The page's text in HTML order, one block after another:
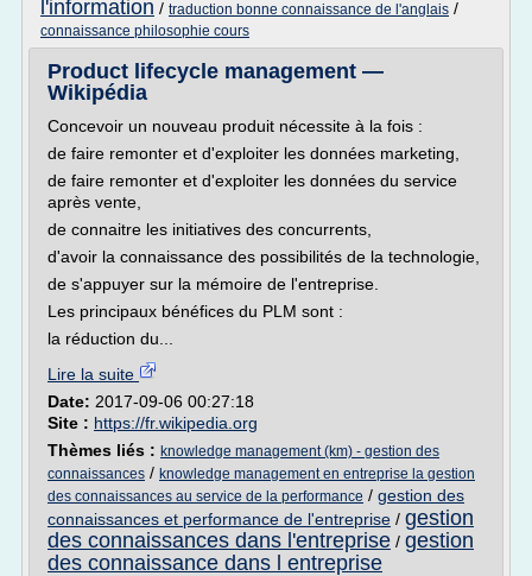
l'information / traduction bonne connaissance de l'anglais /
connaissance philosophie cours
Product lifecycle management —
Wikipédia
Concevoir un nouveau produit nécessite à la fois :
de faire remonter et d'exploiter les données marketing,
de faire remonter et d'exploiter les données du service
après vente,
de connaitre les initiatives des concurrents,
d'avoir la connaissance des possibilités de la technologie,
de s'appuyer sur la mémoire de l'entreprise.
Les principaux bénéfices du PLM sont :
la réduction du...
Lire la suite
Date: 2017-09-06 00:27:18
Site : https://fr.wikipedia.org
Thèmes liés : knowledge management (km) - gestion des
connaissances / knowledge management en entreprise la gestion
des connaissances au service de la performance / gestion des
connaissances et performance de l'entreprise / gestion
des connaissances dans l'entreprise / gestion
des connaissance dans l entreprise